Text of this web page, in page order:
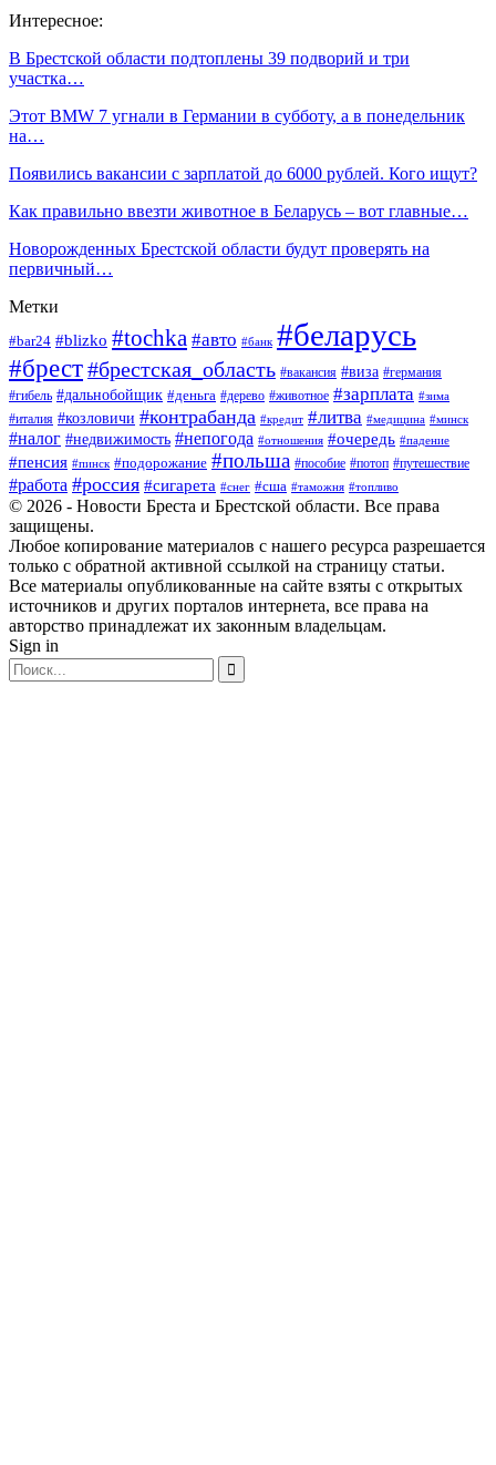
Интересное:
В Брестской области подтоплены 39 подворий и три
участка…
Этот BMW 7 угнали в Германии в субботу, а в понедельник
на…
Появились вакансии с зарплатой до 6000 рублей. Кого ищут?
Как правильно ввезти животное в Беларусь – вот главные…
Новорожденных Брестской области будут проверять на
первичный…
Метки
#bar24 #blizko #tochka #авто #банк #беларусь
#брест#брестская_область #вакансия #виза #германия
#гибель #дальнобойщик #деньга #дерево #животное #зарплата #зима
#италия #козловичи #контрабанда #кредит #литва #медицина #минск
#налог #недвижимость #непогода #отношения #очередь #падение
#пенсия #пинск #подорожание #польша #пособие #потоп #путешествие
#работа #россия #сигарета #снег #сша #таможня #топливо
© 2026 - Новости Бреста и Брестской области. Все права
защищены.
Любое копирование материалов с нашего ресурса разрешается
только с обратной активной ссылкой на страницу статьи.
Все материалы опубликованные на сайте взяты с открытых
источников и других порталов интернета, все права на
авторство принадлежат их законным владельцам.
Sign in